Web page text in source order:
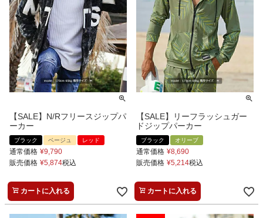
【SALE】N/Rフリースジップパ
ーカー
ブラック ベージュ レッド
通常価格 ¥9,790
販売価格 ¥5,874税込
カートに入れる
【SALE】リーフラッシュガー
ドジップパーカー
ブラック オリーブ
通常価格 ¥8,690
販売価格 ¥5,214税込
カートに入れる